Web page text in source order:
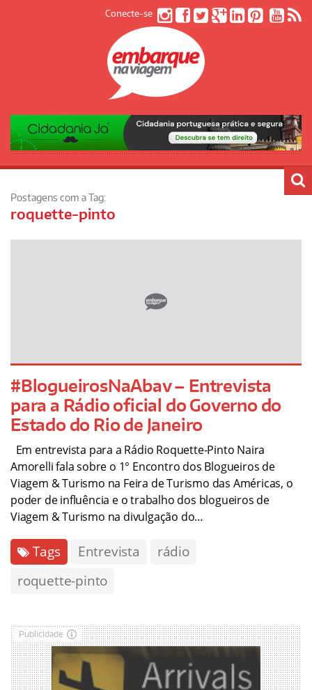
Conecte-se
Postagens com a Tag:
roquette-pinto
#BlogueirosNaAbav – Entrevista
para a Rádio oficial do Governo do
Estado do Rio de Janeiro
Em entrevista para a Rádio Roquette-Pinto Naira
Amorelli fala sobre o 1° Encontro dos Blogueiros de
Viagem & Turismo na Feira de Turismo das Américas, o
poder de influência e o trabalho dos blogueiros de
Viagem & Turismo na divulgação do…
Tags Entrevista
rádio
roquette-pinto
Publicidade